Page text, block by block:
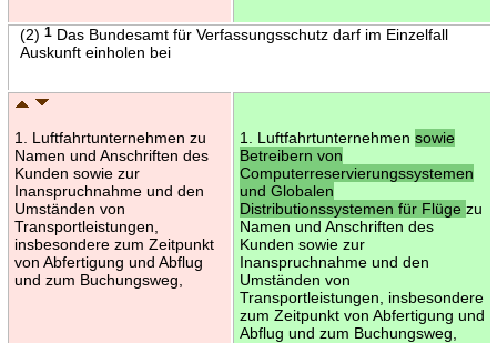
(2) 1Das Bundesamt für Verfassungsschutz darf im Einzelfall
Auskunft einholen bei
1. Luftfahrtunternehmen zu
Namen und Anschriften des
Kunden sowie zur
Inanspruchnahme und den
Umständen von
Transportleistungen,
insbesondere zum Zeitpunkt
von Abfertigung und Abflug
und zum Buchungsweg,
1. Luftfahrtunternehmen sowie
Betreibern von
Computerreservierungssystemen
und Globalen
Distributionssystemen für Flüge zu
Namen und Anschriften des
Kunden sowie zur
Inanspruchnahme und den
Umständen von
Transportleistungen, insbesondere
zum Zeitpunkt von Abfertigung und
Abflug und zum Buchungsweg,